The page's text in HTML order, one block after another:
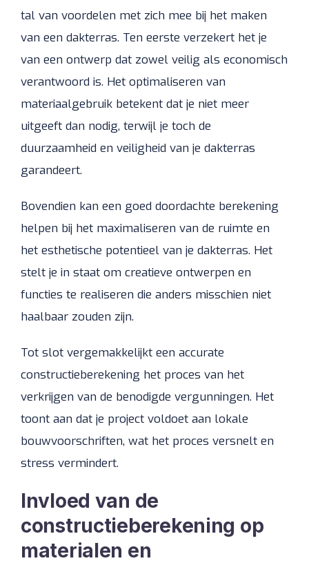
tal van voordelen met zich mee bij het maken
van een dakterras. Ten eerste verzekert het je
van een ontwerp dat zowel veilig als economisch
verantwoord is. Het optimaliseren van
materiaalgebruik betekent dat je niet meer
uitgeeft dan nodig, terwijl je toch de
duurzaamheid en veiligheid van je dakterras
garandeert.
Bovendien kan een goed doordachte berekening
helpen bij het maximaliseren van de ruimte en
het esthetische potentieel van je dakterras. Het
stelt je in staat om creatieve ontwerpen en
functies te realiseren die anders misschien niet
haalbaar zouden zijn.
Tot slot vergemakkelijkt een accurate
constructieberekening het proces van het
verkrijgen van de benodigde vergunningen. Het
toont aan dat je project voldoet aan lokale
bouwvoorschriften, wat het proces versnelt en
stress vermindert.
Invloed van de
constructieberekening op
materialen en